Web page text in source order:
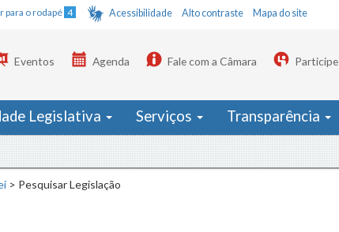
para o rodapé 4 Acessibilidade Alto contraste Mapa do site
Eventos Agenda Fale com a Câmara Participe
Legislativa Serviços Transparência
> Pesquisar Legislação